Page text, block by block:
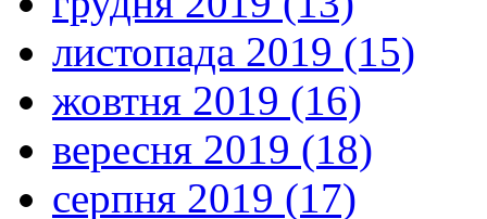
листопада 2019 (15)
жовтня 2019 (16)
вересня 2019 (18)
серпня 2019 (17)